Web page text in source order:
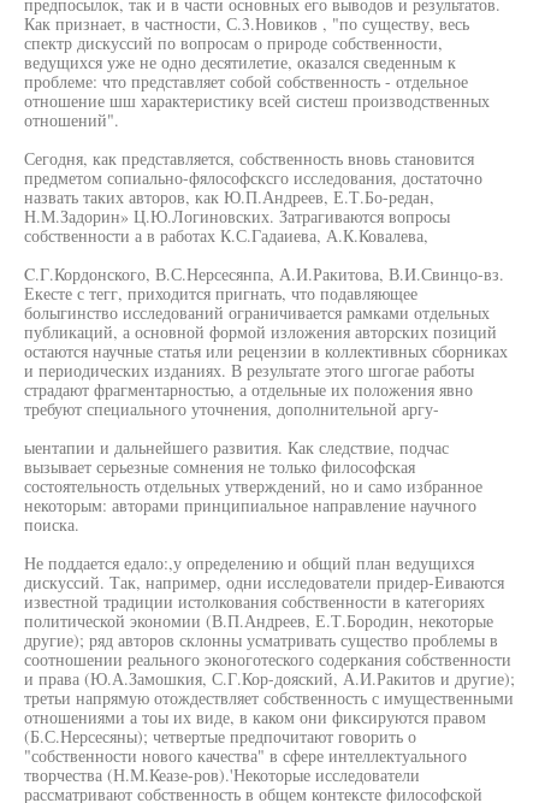
Как признает, в частности, С.3.Новиков , "по существу, весь
спектр дискуссий по вопросам о природе собственности,
ведущихся уже не одно десятилетие, оказался сведенным к
проблеме: что представляет собой собственность - отдельное
отношение шш характеристику всей систеш производственных
отношений".
Сегодня, как представляется, собственность вновь становится
предметом сопиально-фялософсксго исследования, достаточно
назвать таких авторов, как Ю.П.Андреев, Е.Т.Бо-редан,
Н.М.Задорин» Ц.Ю.Логиновских. Затрагиваются вопросы
собственности а в работах К.С.Гадаиева, А.К.Ковалева,
C.Г.Кордонского, В.С.Нерсесянпа, А.И.Ракитова, В.И.Свинцо-вз.
Екесте с тегг, приходится пригнать, что подавляющее
болыгинство исследований ограничивается рамками отдельных
публикаций, а основной формой изложения авторских позиций
остаются научные статья или рецензии в коллективных сборниках
и периодических изданиях. В результате этого шгогае работы
страдают фрагментарностью, а отдельные их положения явно
требуют специального уточнения, дополнительной аргу-
ыентапии и дальнейшего развития. Как следствие, подчас
вызывает серьезные сомнения не только философская
состоятельность отдельных утверждений, но и само избранное
некоторым: авторами принципиальное направление научного
поиска.
Не поддается едало:,у определению и общий план ведущихся
дискуссий. Так, например, одни исследователи придер-Еиваются
известной традиции истолкования собственности в категориях
политической экономии (В.П.Андреев, Е.Т.Бородин, некоторые
другие); ряд авторов склонны усматривать существо проблемы в
соотношении реального эконоготеского содеркания собственности
и права (Ю.А.Замошкия, С.Г.Кор-дояский, А.И.Ракитов и другие);
третьи напрямую отождествляет собственность с имущественными
отношениями а тоы их виде, в каком они фиксируются правом
(Б.С.Нерсесяны); четвертые предпочитают говорить о
"собственности нового качества" в сфере интеллектуального
творчества (Н.М.Кеазе-ров).'Некоторые исследователи
рассматривают собственность в общем контексте философской